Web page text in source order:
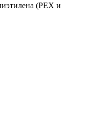
(PEX и